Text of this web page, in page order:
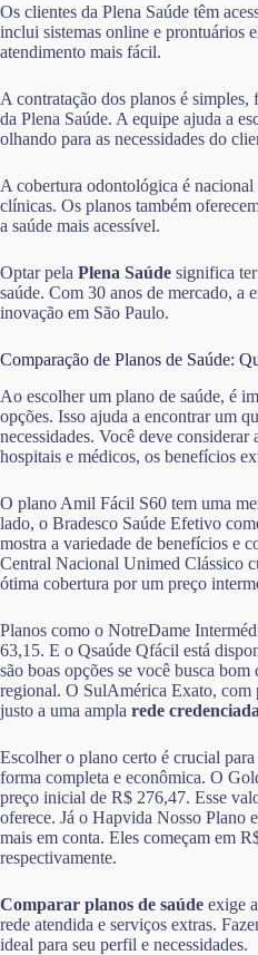
Os clientes da Plena Saúde têm
inclui sistemas online e prontuários
atendimento mais fácil.
A contratação dos planos é simples,
da Plena Saúde. A equipe ajuda a
olhando para as necessidades do
A cobertura odontológica é
clínicas. Os planos também
a saúde mais acessível.
Optar pela Plena Saúde significa
saúde. Com 30 anos de mercado, a
inovação em São Paulo.
Comparação de Planos de Saúde:
Ao escolher um plano de saúde, é
opções. Isso ajuda a encontrar um
necessidades. Você deve
hospitais e médicos, os benefícios
O plano Amil Fácil S60 tem uma
lado, o Bradesco Saúde Efetivo
mostra a variedade de benefícios e
Central Nacional Unimed Clássico
ótima cobertura por um preço
Planos como o NotreDame
63,15. E o Qsaúde Qfácil está
são boas opções se você busca
regional. O SulAmérica Exato, com
justo a uma ampla rede credenciada
Escolher o plano certo é crucial para
forma completa e econômica. O
preço inicial de R$ 276,47. Esse
oferece. Já o Hapvida Nosso Plano
mais em conta. Eles começam em
respectivamente.
Comparar planos de saúde exige
rede atendida e serviços extras.
ideal para seu perfil e necessidades.